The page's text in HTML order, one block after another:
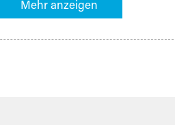
mit Lagermöglichkeiten in
Sie anschließend Ihren